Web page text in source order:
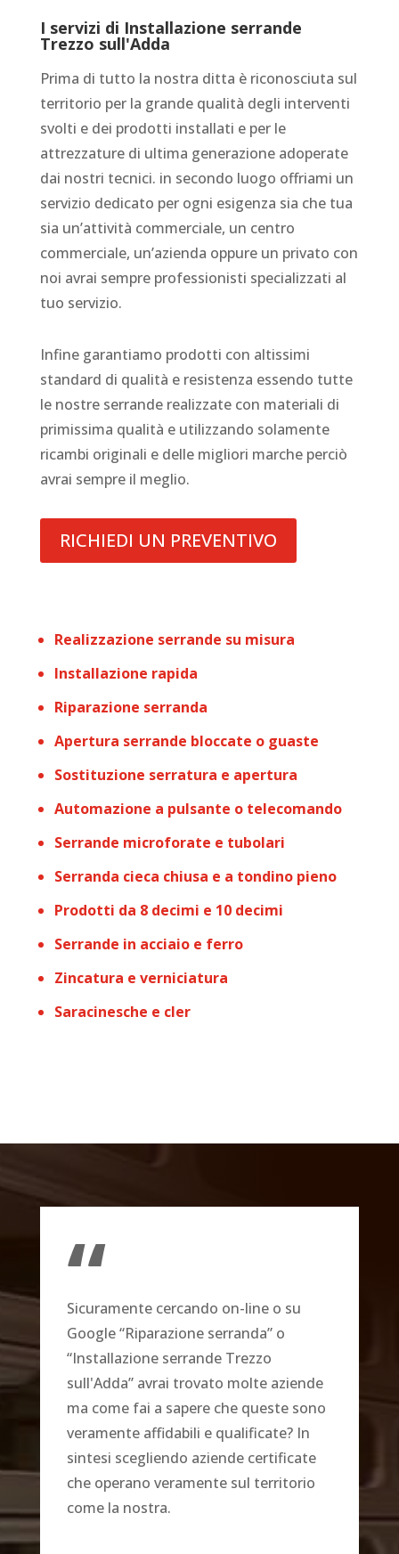
I servizi di Installazione serrande
Trezzo sull'Adda
Prima di tutto la nostra ditta è riconosciuta sul
territorio per la grande qualità degli interventi
svolti e dei prodotti installati e per le
attrezzature di ultima generazione adoperate
dai nostri tecnici. in secondo luogo offriami un
servizio dedicato per ogni esigenza sia che tua
sia un’attività commerciale, un centro
commerciale, un’azienda oppure un privato con
noi avrai sempre professionisti specializzati al
tuo servizio.
Infine garantiamo prodotti con altissimi
standard di qualità e resistenza essendo tutte
le nostre serrande realizzate con materiali di
primissima qualità e utilizzando solamente
ricambi originali e delle migliori marche perciò
avrai sempre il meglio.
RICHIEDI UN PREVENTIVO
Realizzazione serrande su misura
Installazione rapida
Riparazione serranda
Apertura serrande bloccate o guaste
Sostituzione serratura e apertura
Automazione a pulsante o telecomando
Serrande microforate e tubolari
Serranda cieca chiusa e a tondino pieno
Prodotti da 8 decimi e 10 decimi
Serrande in acciaio e ferro
Zincatura e verniciatura
Saracinesche e cler
“
Sicuramente cercando on-line o su
Google “Riparazione serranda” o
“Installazione serrande Trezzo
sull'Adda” avrai trovato molte aziende
ma come fai a sapere che queste sono
veramente affidabili e qualificate? In
sintesi scegliendo aziende certificate
che operano veramente sul territorio
come la nostra.